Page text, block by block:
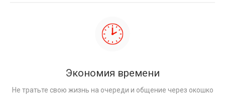
Экономия времени
Не тратьте свою жизнь на очереди и общение через окошко